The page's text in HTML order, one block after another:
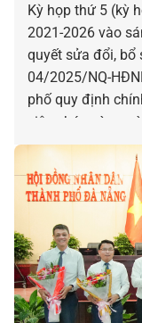
Kỳ họp thứ 5 (kỳ
2021-2026 vào
quyết sửa đổi, bổ
04/2025/NQ-
phố quy định
viên chức và
bị tác động, ảnh